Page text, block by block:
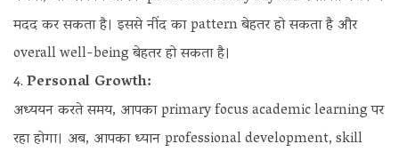
मदद कर सकता है। इससे नींद का pattern बेहतर हो सकता है और
overall well-being बेहतर हो सकता है।
Personal Growth:
अध्ययन करते समय, आपका primary focus academic learning पर
रहा होगा। अब, आपका ध्यान professional development, skill